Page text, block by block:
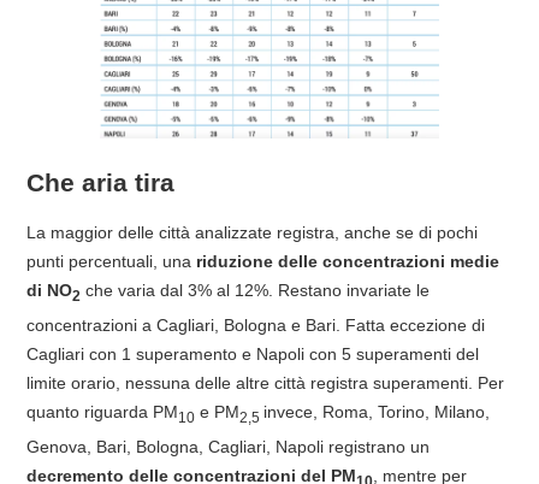
Che aria tira
La maggior delle città analizzate registra, anche se di pochi
punti percentuali, una riduzione delle concentrazioni medie
di NO2 che varia dal 3% al 12%. Restano invariate le
concentrazioni a Cagliari, Bologna e Bari. Fatta eccezione di
Cagliari con 1 superamento e Napoli con 5 superamenti del
limite orario, nessuna delle altre città registra superamenti. Per
quanto riguarda PM10 e PM2,5 invece, Roma, Torino, Milano,
Genova, Bari, Bologna, Cagliari, Napoli registrano un
decremento delle concentrazioni del PM
, mentre per